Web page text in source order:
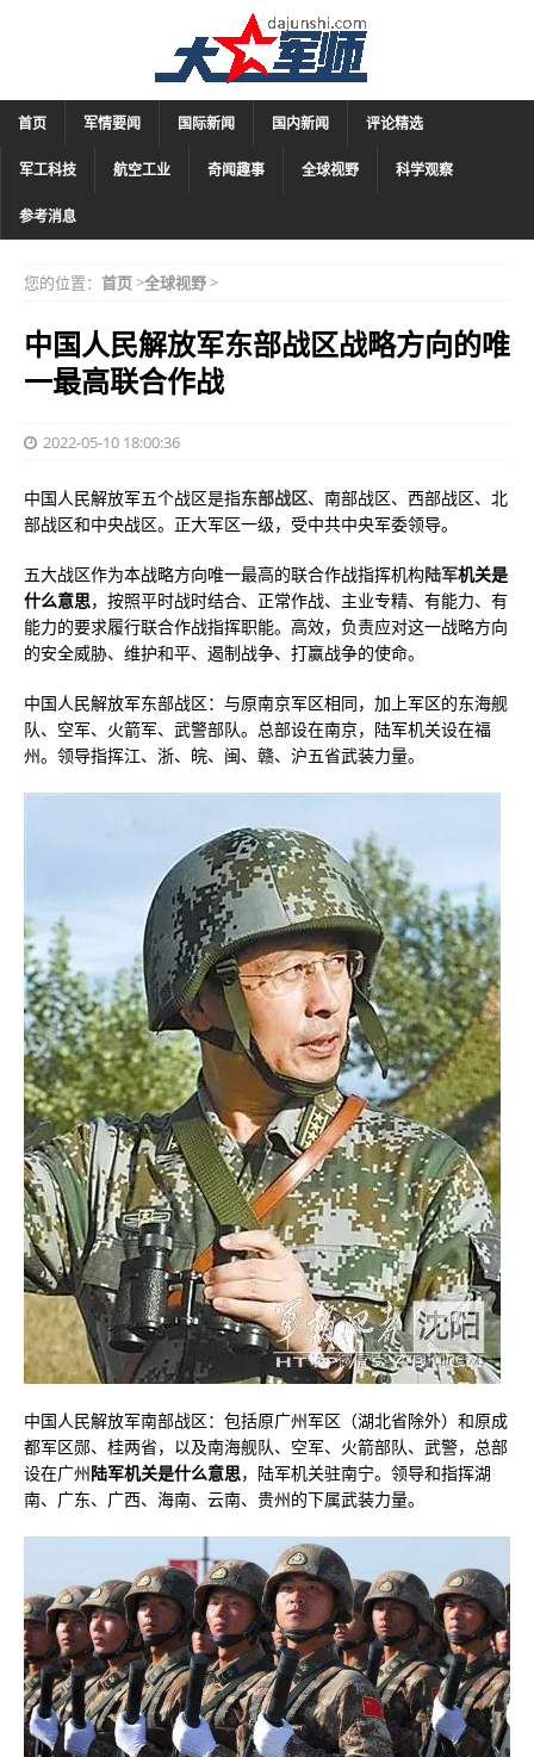
首页 军情要闻 国际新闻 国内新闻 评论精选
军工科技 航空工业 奇闻趣事 全球视野 科学观察
参考消息
您的位置： 首页>全球视野>
中国人民解放军东部战区战略方向的唯
一最高联合作战
2022-05-10 18:00:36
中国人民解放军五个战区是指东部战区、南部战区、西部战区、北
部战区和中央战区。正大军区一级，受中共中央军委领导。
五大战区作为本战略方向唯一最高的联合作战指挥机构陆军机关是
什么意思，按照平时战时结合、正常作战、主业专精、有能力、有
能力的要求履行联合作战指挥职能。高效，负责应对这一战略方向
的安全威胁、维护和平、遏制战争、打赢战争的使命。
中国人民解放军东部战区：与原南京军区相同，加上军区的东海舰
队、空军、火箭军、武警部队。总部设在南京，陆军机关设在福
州。领导指挥江、浙、皖、闽、赣、沪五省武装力量。
中国人民解放军南部战区：包括原广州军区（湖北省除外）和原成
都军区郧、桂两省，以及南海舰队、空军、火箭部队、武警，总部
设在广州陆军机关是什么意思，陆军机关驻南宁。领导和指挥湖
南、广东、广西、海南、云南、贵州的下属武装力量。